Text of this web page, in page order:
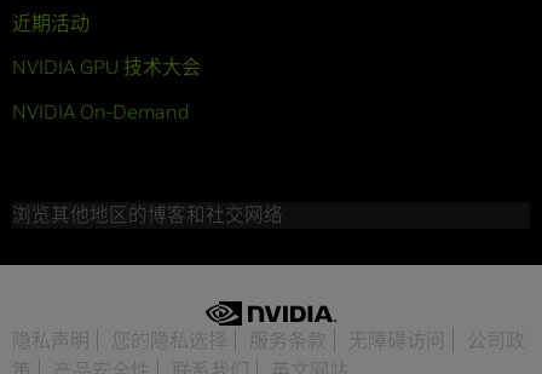
近期活动
NVIDIA GPU 技术大会
NVIDIA On-Demand
浏览其他地区的博客和社交网络
隐私声明 您的隐私选择 服务条款 无障碍访问
公司政